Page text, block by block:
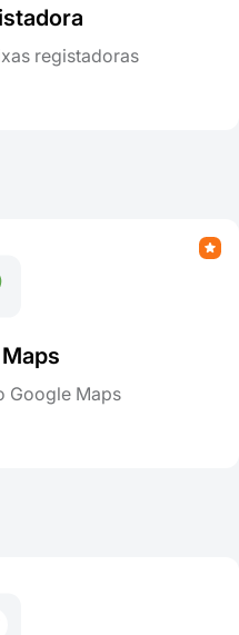
registadoras
Google Maps